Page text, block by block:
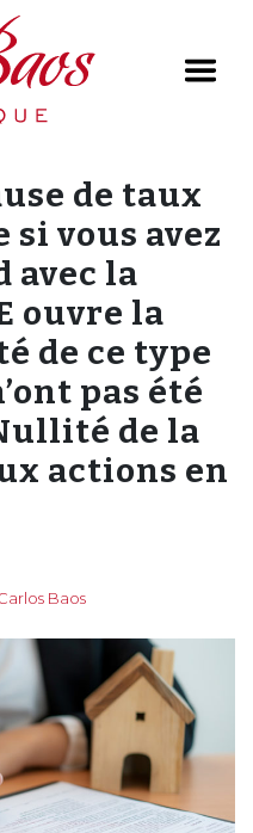
de taux
vous avez
avec la
ouvre la
de ce type
pas été
de la
actions en
Baos